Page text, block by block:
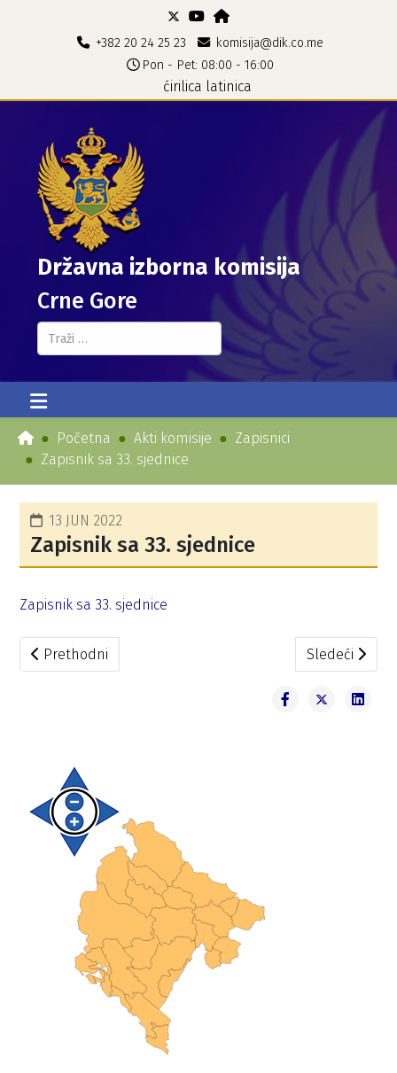
+382 20 24 25 23
komisija@dik.co.me
Pon - Pet: 08:00 - 16:00
ćirilica latinica
Državna izborna komisija
Crne Gore
Pretraga...
Početna Akti komisije
Zapisnici
Zapisnik sa 33. sjednice
13 JUN 2022
Zapisnik sa 33. sjednice
Zapisnik sa 33. sjednice
Prethodni članak: Zapisnik sa 34. sjednice
Prethodni Sledeći
Sledeći